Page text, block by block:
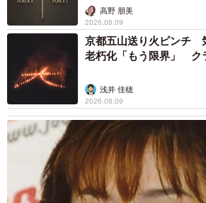
（KSI官公庁オークションから引用）
KSI官公庁オークション「将太の寿司
https://kankocho.jp/items/64225/
く…高野 朋美
2026.08.09
京都五山送り火ピンチ
老朽化「もう限界」 ク
浅井 佳穂
2026.08.09